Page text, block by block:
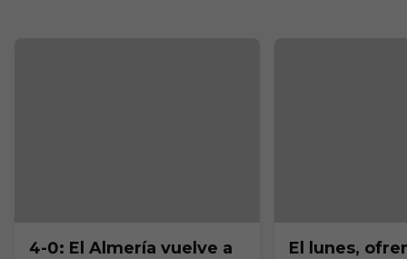
4-0: El Almería vuelve a
El lunes,